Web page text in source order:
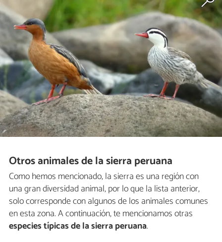
Otros animales de la sierra peruana
Como hemos mencionado, la sierra es una región con
una gran diversidad animal, por lo que la lista anterior,
solo corresponde con algunos de los animales comunes
en esta zona. A continuación, te mencionamos otras
especies típicas de la sierra peruana.